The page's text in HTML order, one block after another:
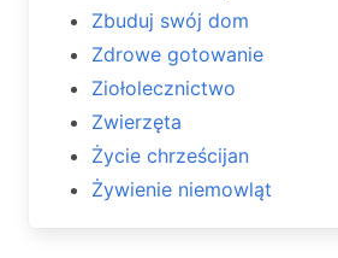
Zbuduj swój dom
Zdrowe gotowanie
Ziołolecznictwo
Zwierzęta
Życie chrześcijan
Żywienie niemowląt